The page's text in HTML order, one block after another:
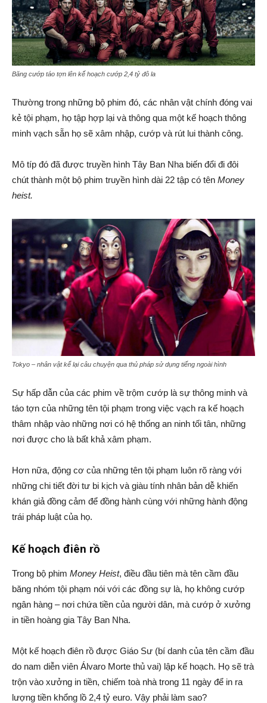
Băng cướp táo tợn lên kế hoạch cướp 2,4 tỷ đô la
Thường trong những bộ phim đó, các nhân vật chính đóng vai
kẻ tội phạm, họ tập hợp lại và thông qua một kế hoạch thông
minh vạch sẵn họ sẽ xâm nhập, cướp và rút lui thành công.
Mô típ đó đã được truyền hình Tây Ban Nha biến đổi đi đôi
chút thành một bộ phim truyền hình dài 22 tập có tên Money
heist.
Tokyo – nhân vật kể lại câu chuyện qua thủ pháp sử dụng tiếng ngoài hình
Sự hấp dẫn của các phim về trộm cướp là sự thông minh và
táo tợn của những tên tội phạm trong việc vạch ra kế hoạch
thâm nhập vào những nơi có hệ thống an ninh tối tân, những
nơi được cho là bất khả xâm phạm.
Hơn nữa, động cơ của những tên tội phạm luôn rõ ràng với
những chi tiết đời tư bi kịch và giàu tính nhân bản dễ khiến
khán giả đồng cảm để đồng hành cùng với những hành động
trái pháp luật của họ.
Kế hoạch điên rồ
Trong bộ phim Money Heist, điều đầu tiên mà tên cầm đầu
băng nhóm tội phạm nói với các đồng sự là, họ không cướp
ngân hàng – nơi chứa tiền của người dân, mà cướp ở xưởng
in tiền hoàng gia Tây Ban Nha.
Một kế hoạch điên rồ được Giáo Sư (bí danh của tên cầm đầu
do nam diễn viên Álvaro Morte thủ vai) lập kế hoạch. Họ sẽ trà
trộn vào xưởng in tiền, chiếm toà nhà trong 11 ngày để in ra
lượng tiền khổng lồ 2,4 tỷ euro. Vậy phải làm sao?